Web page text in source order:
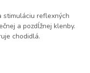
stimuláciu reflexných
a pozdĺžnej klenby.
chodidlá.